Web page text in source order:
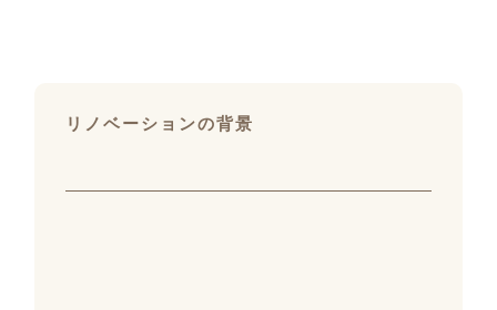
リノベーションの背景